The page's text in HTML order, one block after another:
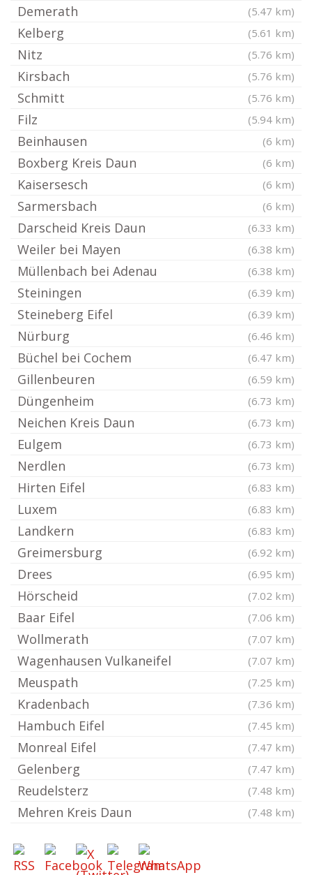
Demerath (5.47 km)
Kelberg (5.61 km)
Nitz (5.76 km)
Kirsbach (5.76 km)
Schmitt (5.76 km)
Filz (5.94 km)
Beinhausen (6 km)
Boxberg Kreis Daun (6 km)
Kaisersesch (6 km)
Sarmersbach (6 km)
Darscheid Kreis Daun (6.33 km)
Weiler bei Mayen (6.38 km)
Müllenbach bei Adenau (6.38 km)
Steiningen (6.39 km)
Steineberg Eifel (6.39 km)
Nürburg (6.46 km)
Büchel bei Cochem (6.47 km)
Gillenbeuren (6.59 km)
Düngenheim (6.73 km)
Neichen Kreis Daun (6.73 km)
Eulgem (6.73 km)
Nerdlen (6.73 km)
Hirten Eifel (6.83 km)
Luxem (6.83 km)
Landkern (6.83 km)
Greimersburg (6.92 km)
Drees (6.95 km)
Hörscheid (7.02 km)
Baar Eifel (7.06 km)
Wollmerath (7.07 km)
Wagenhausen Vulkaneifel (7.07 km)
Meuspath (7.25 km)
Kradenbach (7.36 km)
Hambuch Eifel (7.45 km)
Monreal Eifel (7.47 km)
Gelenberg (7.47 km)
Reudelsterz (7.48 km)
Mehren Kreis Daun (7.48 km)